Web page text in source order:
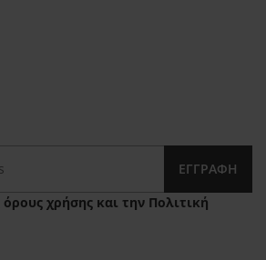
ΕΓΓΡΑΦΉ
όρους χρήσης και την Πολιτική